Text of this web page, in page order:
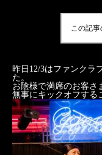
この記
昨日12/3はファンクラ
た。
お陰様で満席のお客さ
無事にキックオフする